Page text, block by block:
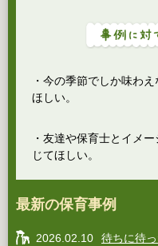
・今の季節でしか味わ
ほしい。
・友達や保育士とイメ
じてほしい。
最新の保育事例
2026.02.10 待ちに待